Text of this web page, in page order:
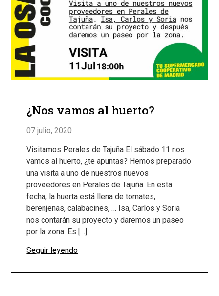
¿Nos vamos al huerto?
07 julio, 2020
Visitamos Perales de Tajuña El sábado 11 nos
vamos al huerto, ¿te apuntas? Hemos preparado
una visita a uno de nuestros nuevos
proveedores en Perales de Tajuña. En esta
fecha, la huerta está llena de tomates,
berenjenas, calabacines, … Isa, Carlos y Soria
nos contarán su proyecto y daremos un paseo
por la zona. Es […]
Seguir leyendo